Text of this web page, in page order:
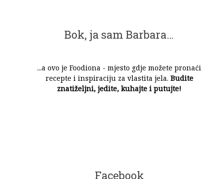
Bok, ja sam Barbara…
...a ovo je Foodiona - mjesto gdje možete pronaći
recepte i inspiraciju za vlastita jela. Budite
znatiželjni, jedite, kuhajte i putujte!
Facebook